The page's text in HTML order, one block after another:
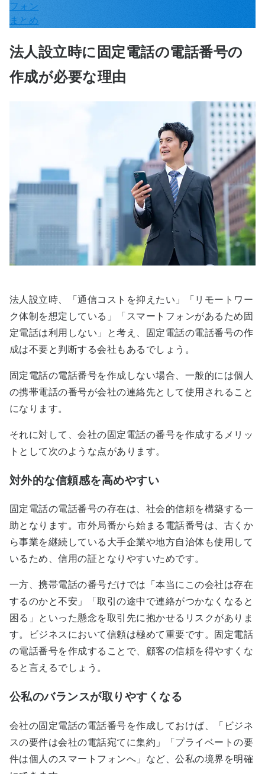
フォン
まとめ
法人設立時に固定電話の電話番号の
作成が必要な理由
法人設立時、「通信コストを抑えたい」「リモートワー
ク体制を想定している」「スマートフォンがあるため固
定電話は利用しない」と考え、固定電話の電話番号の作
成は不要と判断する会社もあるでしょう。
固定電話の電話番号を作成しない場合、一般的には個人
の携帯電話の番号が会社の連絡先として使用されること
になります。
それに対して、会社の固定電話の番号を作成するメリッ
トとして次のような点があります。
対外的な信頼感を高めやすい
固定電話の電話番号の存在は、社会的信頼を構築する一
助となります。市外局番から始まる電話番号は、古くか
ら事業を継続している大手企業や地方自治体も使用して
いるため、信用の証となりやすいためです。
一方、携帯電話の番号だけでは「本当にこの会社は存在
するのかと不安」「取引の途中で連絡がつかなくなると
困る」といった懸念を取引先に抱かせるリスクがありま
す。ビジネスにおいて信頼は極めて重要です。固定電話
の電話番号を作成することで、顧客の信頼を得やすくな
ると言えるでしょう。
公私のバランスが取りやすくなる
会社の固定電話の電話番号を作成しておけば、「ビジネ
スの要件は会社の電話宛てに集約」「プライベートの要
件は個人のスマートフォンへ」など、公私の境界を明確